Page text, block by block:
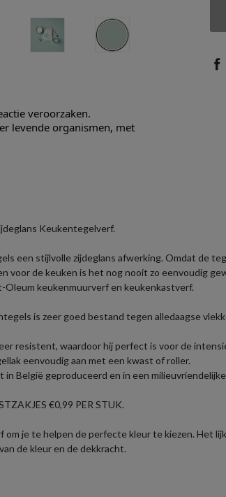
veroorzaken.
levende organismen, met
Keukentegelverf.
een stijlvolle zijdeglans afwerking. Omdat de
voor de keuken is het nog nooit zo eenvoudig
keukenmuurverf en keukenkastverf.
is zeer goed bestand tegen alledaagse
resistent, waardoor hij perfect is voor de
eenvoudig aan met een kwast of roller.
België geproduceerd en in een
€0,99 PER STUK.
je te helpen de perfecte kleur te kiezen. Het
de kleur en de dekkracht.